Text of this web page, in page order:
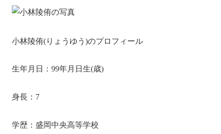
小林陵侑(りょうゆう)のプロフィール
生年月日：1996年11月8日生(25歳)
身長：173cm
学歴：盛岡中央高等学校